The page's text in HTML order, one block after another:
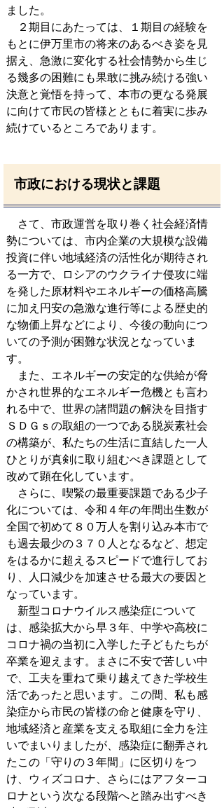
ました。
２期目にあたっては、１期目の経験を
もとに伊万里市の将来のあるべき姿を見
据え、急激に変化する社会情勢から生じ
る幾多の困難にも果敢に挑み続ける強い
決意と覚悟を持って、本市の更なる発展
に向けて市民の皆様とともに着実に歩み
続けているところであります。
市政における現状と課題
さて、市政運営を取り巻く社会経済情
勢については、市内企業の大規模な設備
投資に伴い地域経済の活性化が期待され
る一方で、ロシアのウクライナ侵攻に端
を発した原材料やエネルギーの価格高騰
に加え円安の急激な進行等による歴史的
な物価上昇などにより、今後の動向につ
いての予測が困難な状況となっていま
す。
また、エネルギーの安定的な供給が脅
かされ世界的なエネルギー危機とも言わ
れる中で、世界の諸問題の解決を目指す
ＳＤＧｓの取組の一つである脱炭素社会
の構築が、私たちの生活に直結した一人
ひとりが真剣に取り組むべき課題として
改めて顕在化しています。
さらに、喫緊の最重要課題である少子
化については、令和４年の年間出生数が
全国で初めて８０万人を割り込み本市で
も過去最少の３７０人となるなど、想定
をはるかに超えるスピードで進行してお
り、人口減少を加速させる最大の要因と
なっています。
新型コロナウイルス感染症について
は、感染拡大から早３年、中学や高校に
コロナ禍の当初に入学した子どもたちが
卒業を迎えます。まさに不安で苦しい中
で、工夫を重ねて乗り越えてきた学校生
活であったと思います。この間、私も感
染症から市民の皆様の命と健康を守り、
地域経済と産業を支える取組に全力を注
いでまいりましたが、感染症に翻弄され
たこの「守りの３年間」に区切りをつ
け、ウィズコロナ、さらにはアフターコ
ロナという次なる段階へと踏み出すべき